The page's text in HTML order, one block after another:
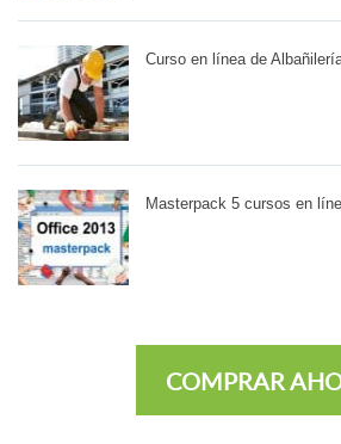
Curso en línea de
Masterpack 5 cursos en
COMPRAR